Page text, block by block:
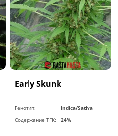
Early Skunk
Генотип:
Indica/Sativa
Содержание ТГК:
24%